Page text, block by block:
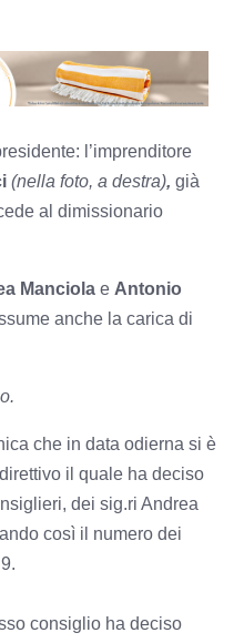
l’imprenditore
(nella foto, a destra), già
al dimissionario
Manciola e Antonio
anche la carica di
che in data odierna si è
il quale ha deciso
dei sig.ri Andrea
così il numero dei
consiglio ha deciso